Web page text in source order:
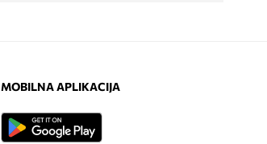
MOBILNA APLIKACIJA